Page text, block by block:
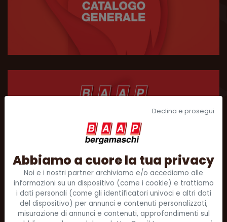
Declina e prosegui
Abbiamo a cuore la tua privacy
Noi e i nostri partner archiviamo e/o accediamo alle
informazioni su un dispositivo (come i cookie) e trattiamo
i dati personali (come gli identificatori univoci e altri dati
del dispositivo) per annunci e contenuti personalizzati,
misurazione di annunci e contenuti, approfondimenti sul